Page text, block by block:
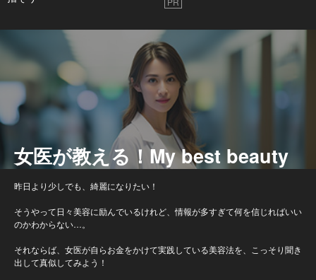
女医が教える！My best beauty
昨日より少しでも、綺麗になりたい！
そうやって日々美容に励んでいるけれど、情報が多すぎて何を信じればいい
のかわからない…。
それならば、女医が自らお金をかけて実践している美容法を、こっそり聞き
出して真似してみよう！